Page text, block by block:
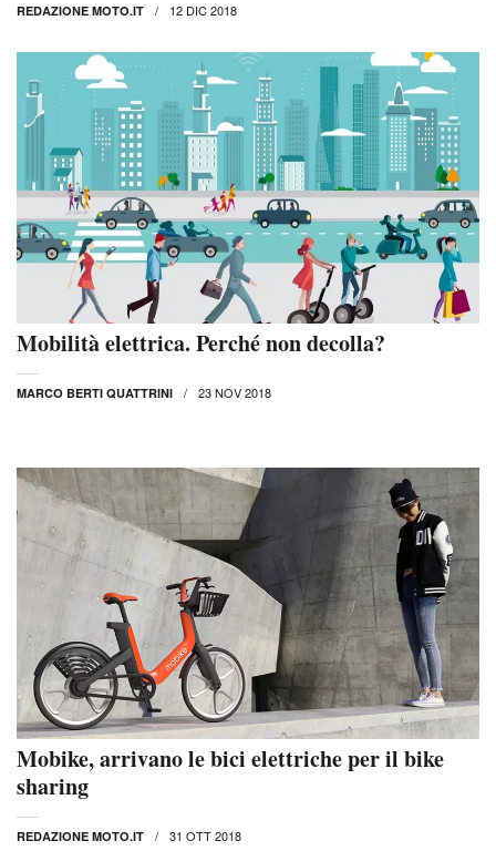
REDAZIONE MOTO.IT 12 DIC 2018
Mobilità elettrica. Perché non decolla?
MARCO BERTI QUATTRINI 23 NOV 2018
Mobike, arrivano le bici elettriche per il bike
sharing
REDAZIONE MOTO.IT 31 OTT 2018